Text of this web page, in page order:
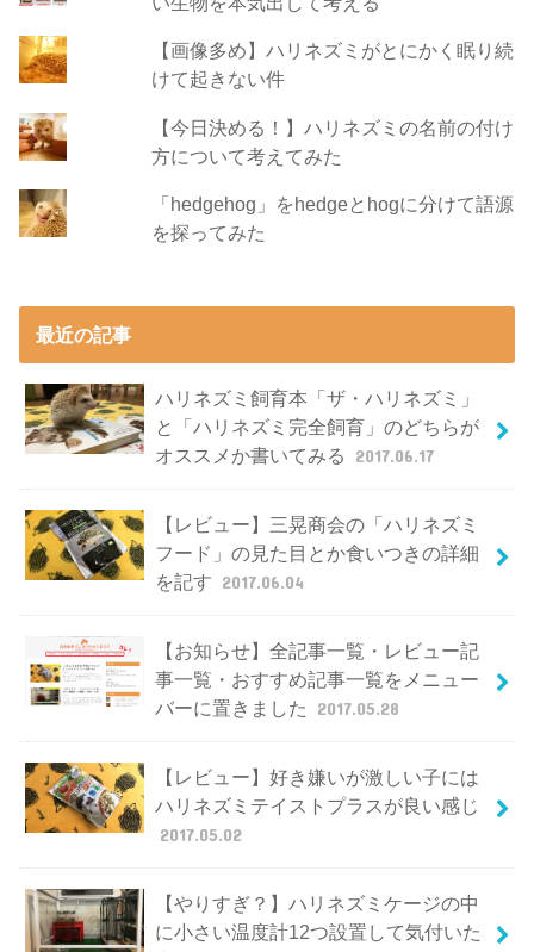
【画像多め】ハリネズミがとにかく眠り続
けて起きない件
【今日決める！】ハリネズミの名前の付け
方について考えてみた
「hedgehog」をhedgeとhogに分けて語源
を探ってみた
最近の記事
ハリネズミ飼育本「ザ・ハリネズミ」
と「ハリネズミ完全飼育」のどちらが
オススメか書いてみる
2017.06.17
【レビュー】三晃商会の「ハリネズミ
フード」の見た目とか食いつきの詳細
を記す 2017.06.04
【お知らせ】全記事一覧・レビュー記
事一覧・おすすめ記事一覧をメニュー
バーに置きました
2017.05.28
【レビュー】好き嫌いが激しい子には
ハリネズミテイストプラスが良い感じ
2017.05.02
【やりすぎ？】ハリネズミケージの中
に小さい温度計12つ設置して気付いた